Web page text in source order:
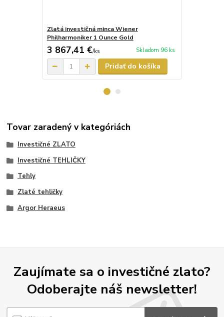
Zlatá investičná minca Wiener
Philharmoniker 1 Ounce Gold
3 867,41 €/ks Skladom 96 ks
Pridať do košíka
Tovar zaradený v kategóriách
Investičné ZLATO
Investičné TEHLIČKY
Tehly
Zlaté tehličky
Argor Heraeus
Zaujímate sa o investičné zlato?
Odoberajte náš newsletter!